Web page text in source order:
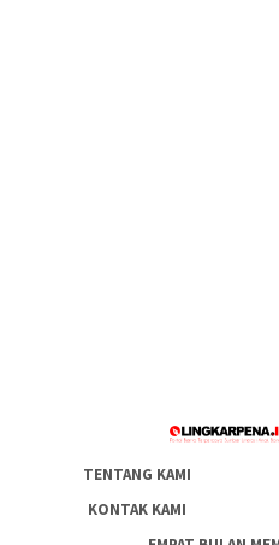
TENTANG KAMI
KONTAK KAMI